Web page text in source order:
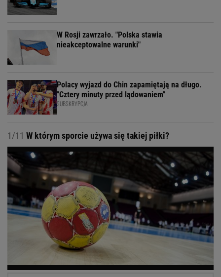
W Rosji zawrzało. "Polska stawia
nieakceptowalne warunki"
Polacy wyjazd do Chin zapamiętają na długo.
"Cztery minuty przed lądowaniem"
SUBSKRYPCJA
1/11 W którym sporcie używa się takiej piłki?